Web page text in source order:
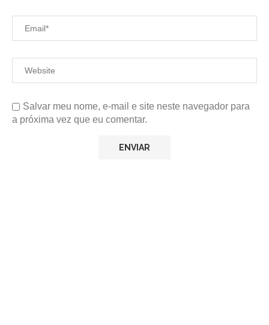
Salvar meu nome, e-mail e site neste navegador para
a próxima vez que eu comentar.